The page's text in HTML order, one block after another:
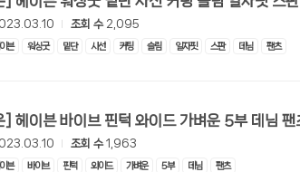
조회 수 2,095
븐 워싱굿 밑단 사선 커팅 슬림 일자핏 스판 데님 팬츠
조회 수1,963
븐 바이브 핀턱 와이드 가벼운 5부 데님 팬츠
일 호텔 조식 왕복픽업 까지 - 원팡
비+우삼겹 등 - 원팡
9 라이젠 7000 시리즈 지포스 RTX 4060 FA607PV-QT076
치 - 원팡